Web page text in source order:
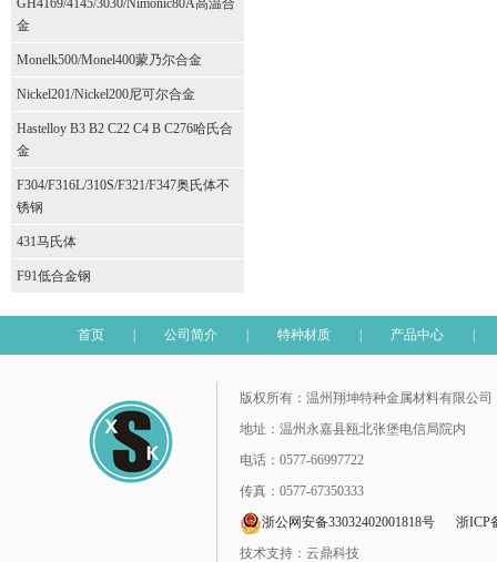
GH4169/4145/3030/Nimonic80A高温合
金
Monelk500/Monel400蒙乃尔合金
Nickel201/Nickel200尼可尔合金
Hastelloy B3 B2 C22 C4 B C276哈氏合
金
F304/F316L/310S/F321/F347奥氏体不
锈钢
431马氏体
F91低合金钢
首页 公司简介 特种材质 产品中心
版权所有：温州翔坤特种金属材料有限公司
地址：温州永嘉县瓯北张堡电信局院内
电话：0577-66997722
传真：0577-67350333
浙公网安备33032402001818号
浙ICP
技术支持：云鼎科技